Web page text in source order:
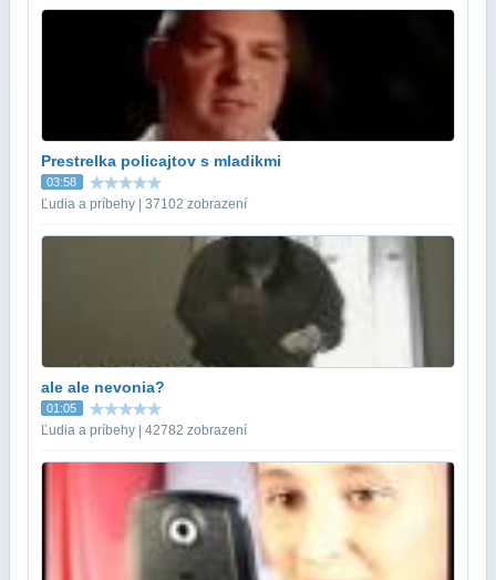
Prestrelka policajtov s mladikmi
03:58
Ľudia a príbehy | 37102 zobrazení
ale ale nevonia?
01:05
Ľudia a príbehy | 42782 zobrazení